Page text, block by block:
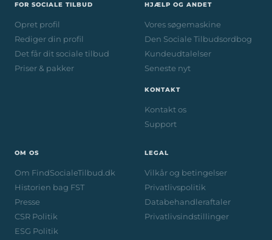
FOR SOCIALE TILBUD
Opret profil
Rediger din profil
Det får dit sociale tilbud
Priser & pakker
HJÆLP OG ANDET
Vores søgemaskine
Den Sociale Tilbudsordbog
Kundeudtalelser
Seneste nyt
KONTAKT
Kontakt os
Support
OM OS
Om FindSocialeTilbud.dk
Historien bag FST
Presse
CSR Politik
ESG Politik
LEGAL
Vilkår og betingelser
Privatlivspolitik
Databehandleraftaler
Privatlivsindstillinger